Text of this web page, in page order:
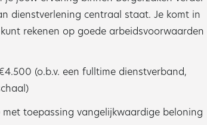
dienstverlening centraal staat. Je komt in
rekenen op goede arbeidsvoorwaarden
(o.b.v. een fulltime dienstverband,
toepassing vangelijkwaardige beloning